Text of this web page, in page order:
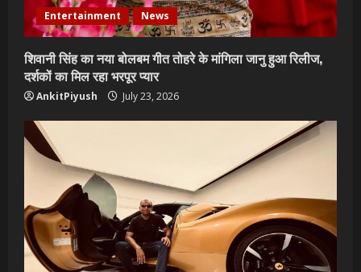
Entertainment News
शिवानी सिंह का नया बोलबम गीत तोहरे के मांगिला जानु हुआ रिलीज,
दर्शकों का मिल रहा भरपूर प्यार
AnkitPiyush July 23, 2026